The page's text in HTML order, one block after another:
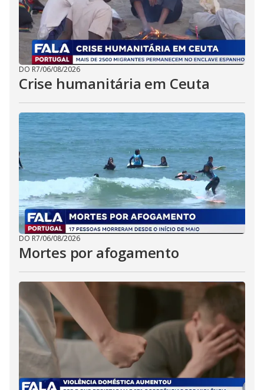
DO R7/06/08/2026
Crise humanitária em Ceuta
DO R7/06/08/2026
Mortes por afogamento